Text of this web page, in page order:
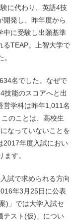
に代わり、英語4技
開発し、昨年度から
中に受験し出願基準
るTEAP。上智大学で
名でした。なぜで
技能のスコアへと出
営学科は昨年1,011名
のことは、高校生
なっていないことを
2017年度入試におい
す。
試で求められる方向
年3月25日に公表
)」では大学入試セ
テスト(仮)」につい